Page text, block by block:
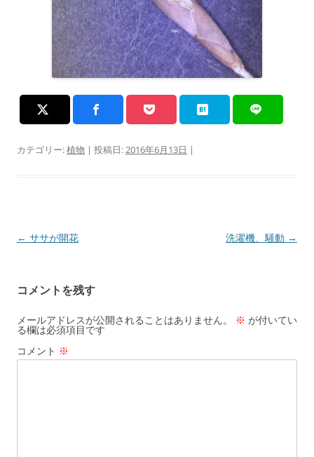
カテゴリー:植物 | 投稿日:2016年6月13日 |
投
ビ
ゲ
ー
シ
← ササが開花 洗濯機、騒動 →
コメントを残す
メールアドレスが公開されることはありません。 ※ が付いてい
る欄は必須項目です
コメント ※